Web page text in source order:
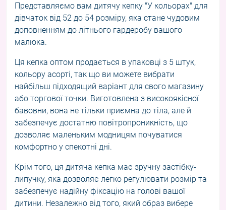
Представляємо вам дитячу кепку "У кольорах" для
дівчаток від 52 до 54 розміру, яка стане чудовим
доповненням до літнього гардеробу вашого
малюка.
Ця кепка оптом продається в упаковці з 5 штук,
кольору асорті, так що ви можете вибрати
найбільш підходящий варіант для свого магазину
або торгової точки. Виготовлена з високоякісної
бавовни, вона не тільки приємна до тіла, але й
забезпечує достатню повітропроникність, що
дозволяє маленьким модницям почуватися
комфортно у спекотні дні.
Крім того, ця дитяча кепка має зручну застібку-
липучку, яка дозволяє легко регулювати розмір та
забезпечує надійну фіксацію на голові вашої
дитини. Незалежно від того, який образ вибере